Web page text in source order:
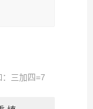
三加四=7